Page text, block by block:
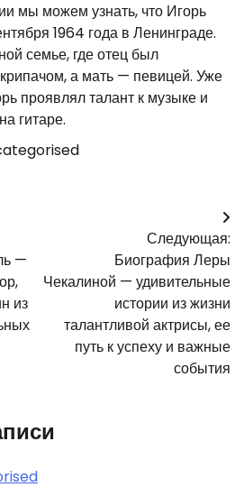
мы можем узнать, что Игорь
1964 года в Ленинграде.
семье, где отец был
а мать — певицей. Уже
проявлял талант к музыке и
гитаре.
—
из
Следующая:
Биография Леры
Чекалиной — удивительные
истории из жизни
талантливой актрисы, ее
путь к успеху и важные
события